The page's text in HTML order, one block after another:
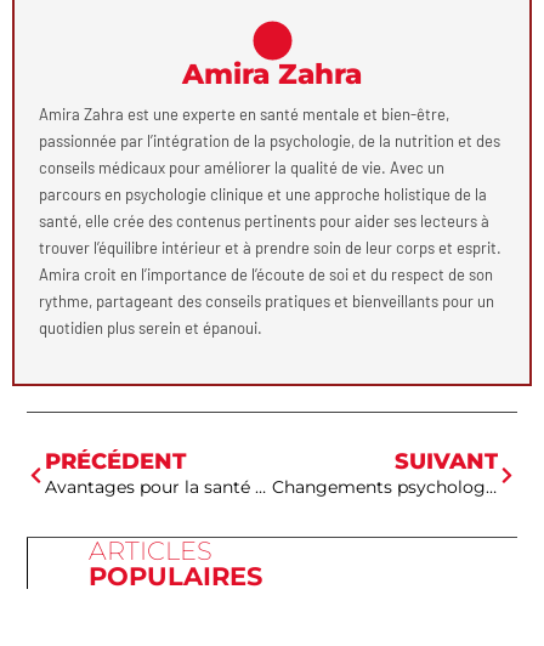
Amira Zahra
Amira Zahra est une experte en santé mentale et bien-être,
passionnée par l’intégration de la psychologie, de la nutrition et des
conseils médicaux pour améliorer la qualité de vie. Avec un
parcours en psychologie clinique et une approche holistique de la
santé, elle crée des contenus pertinents pour aider ses lecteurs à
trouver l’équilibre intérieur et à prendre soin de leur corps et esprit.
Amira croit en l’importance de l’écoute de soi et du respect de son
rythme, partageant des conseils pratiques et bienveillants pour un
quotidien plus serein et épanoui.
PRÉCÉDENT
Avantages pour la santé des betteraves pour les athlètes
SUIVANT
Changements psychologiques de la grossesse
ARTICLES
POPULAIRES